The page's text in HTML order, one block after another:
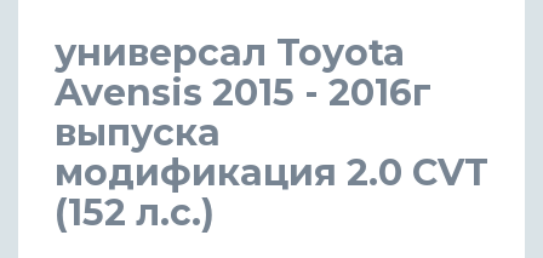
универсал Toyota
Avensis 2015 - 2016г
выпуска
модификация 2.0 CVT
(152 л.с.)